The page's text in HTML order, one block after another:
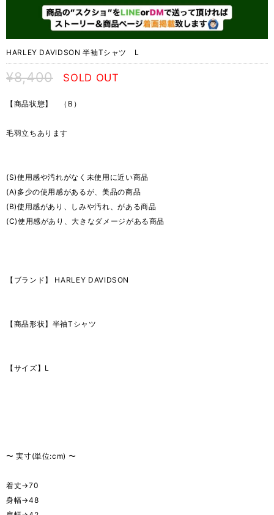
HARLEY DAVIDSON 半袖Tシャツ L
¥8,400 SOLD OUT
【商品状態】 （B）
毛羽立ちあります
(S)使用感や汚れがなく未使用に近い商品
(A)多少の使用感があるが、美品の商品
(B)使用感があり、しみや汚れ、がある商品
(C)使用感があり、大きなダメージがある商品
【ブランド】 HARLEY DAVIDSON
【商品形状】半袖Tシャツ
【サイズ】L
〜 実寸(単位:cm) 〜
着丈→70
身幅→48